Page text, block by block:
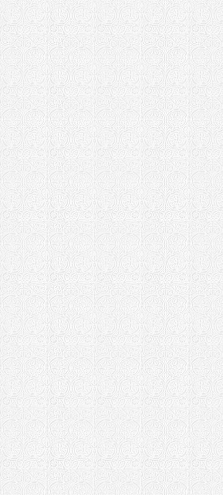
Московская
Храм
Подчерково
Феодоро-
Большое
Храм
Новгородская
Храм
Храм
Новгород
Переславская
монастырь
Собор
Залесский